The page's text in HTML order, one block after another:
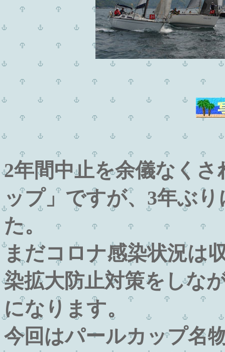
2年間中止を余儀なく
ップ」ですが、3年ぶ
た。
まだコロナ感染状況は
染拡大防止対策をしな
になります。
今回はパールカップ名